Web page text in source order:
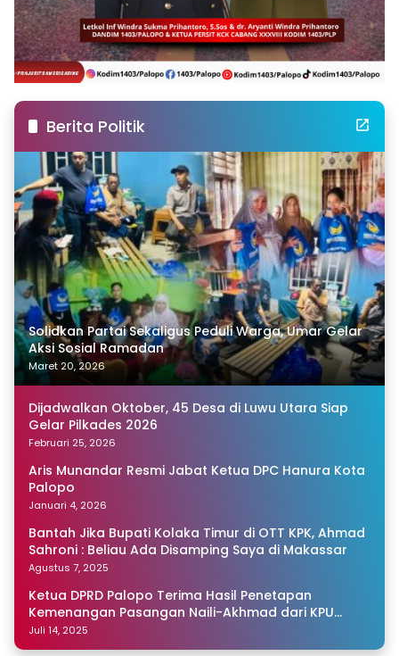
Berita Politik
Solidkan Partai Sekaligus Peduli Warga, Umar Gelar
Aksi Sosial Ramadan
Maret 20, 2026
Dijadwalkan Oktober, 45 Desa di Luwu Utara Siap
Gelar Pilkades 2026
Februari 25, 2026
Aris Munandar Resmi Jabat Ketua DPC Hanura Kota
Palopo
Januari 4, 2026
Bantah Jika Bupati Kolaka Timur di OTT KPK, Ahmad
Sahroni : Beliau Ada Disamping Saya di Makassar
Agustus 7, 2025
Ketua DPRD Palopo Terima Hasil Penetapan
Kemenangan Pasangan Naili-Akhmad dari KPU
Sulsel
Juli 14, 2025